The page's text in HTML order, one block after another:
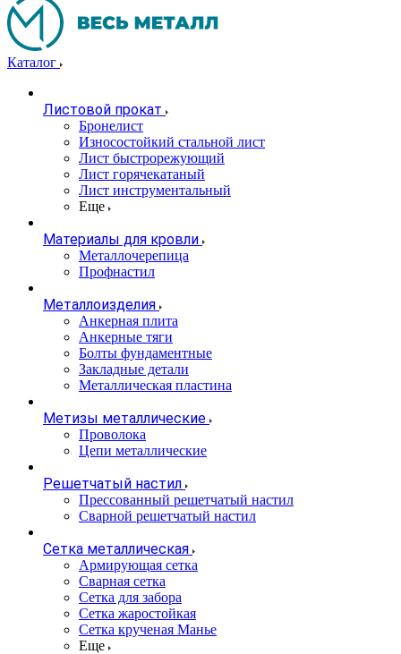
Каталог
Листовой прокат
Бронелист
Износостойкий стальной лист
Лист быстрорежующий
Лист горячекатаный
Лист инструментальный
Еще
Материалы для кровли
Металлочерепица
Профнастил
Металлоизделия
Анкерная плита
Анкерные тяги
Болты фундаментные
Закладные детали
Металлическая пластина
Метизы металлические
Проволока
Цепи металлические
Решетчатый настил
Прессованный решетчатый настил
Сварной решетчатый настил
Сетка металлическая
Армирующая сетка
Сварная сетка
Сетка для забора
Сетка жаростойкая
Сетка крученая Манье
Еще